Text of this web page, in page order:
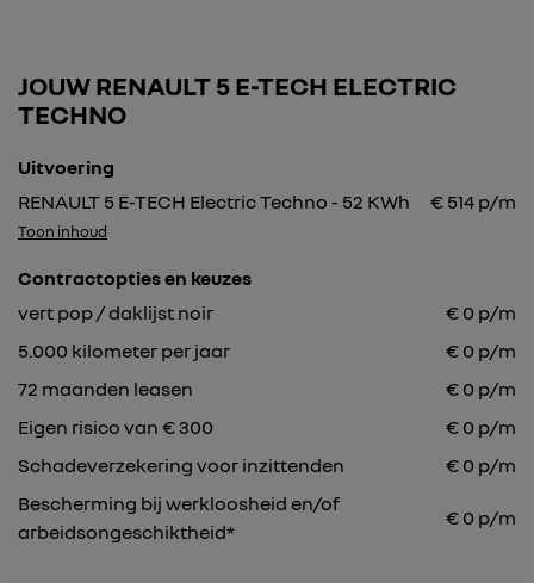
JOUW RENAULT 5 E-TECH ELECTRIC
TECHNO
Uitvoering
RENAULT 5 E-TECH Electric Techno - 52 KWh
€ 514 p/m
Toon inhoud
Contractopties en keuzes
vert pop / daklijst noir
€ 0 p/m
5.000 kilometer per jaar € 0 p/m
72 maanden leasen € 0 p/m
Eigen risico van € 300
€ 0 p/m
Schadeverzekering voor inzittenden
€ 0 p/m
Bescherming bij werkloosheid en/of
arbeidsongeschiktheid*
€ 0 p/m